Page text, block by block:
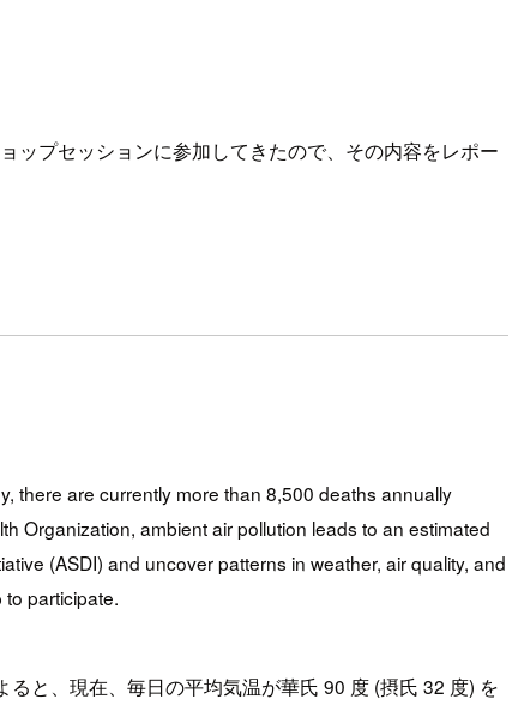
ップセッションに参加してきたので、その内容をレポー
there are currently more than 8,500 deaths annually
Organization, ambient air pollution leads to an estimated
(ASDI) and uncover patterns in weather, air quality, and
participate.
と、現在、毎日の平均気温が華氏 90 度 (摂氏 32 度) を